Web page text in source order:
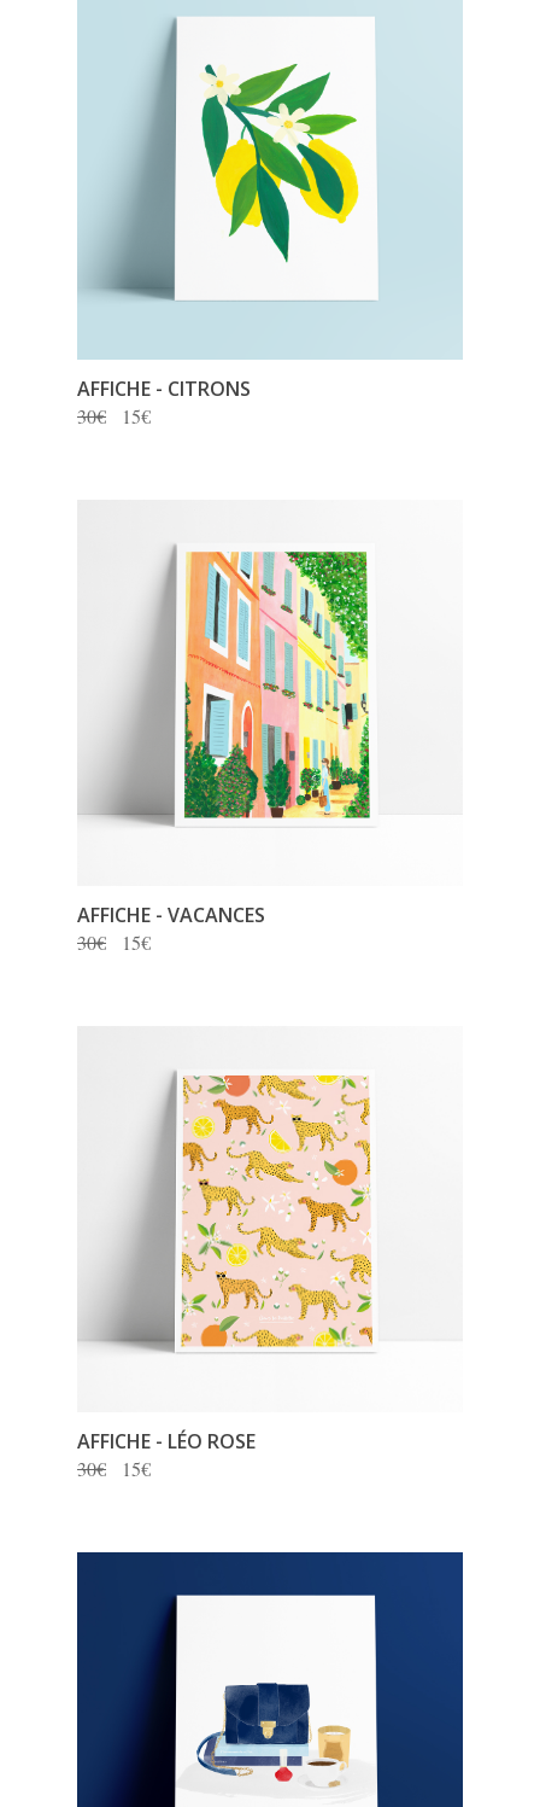
AFFICHE - CITRONS
30€ 15€
AFFICHE - VACANCES
30€ 15€
AFFICHE - LÉO ROSE
30€ 15€